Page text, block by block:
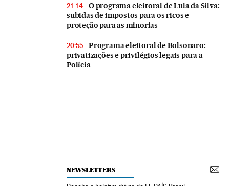
21:14
O programa eleitoral de Lula da Silva:
subidas de impostos para os ricos e
proteção para as minorias
20:55
Programa eleitoral de Bolsonaro:
privatizações e privilégios legais para a
Polícia
NEWSLETTERS